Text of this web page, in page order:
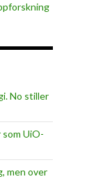
No stiller
UiO-
men over